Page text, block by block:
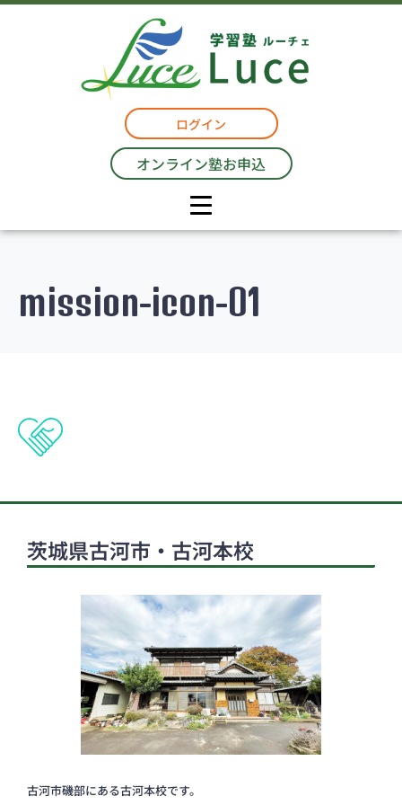
ログイン
オンライン塾お申込
mission-icon-01
茨城県古河市・古河本校
古河市磯部にある古河本校です。